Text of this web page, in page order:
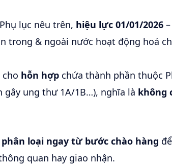
lục nêu trên, hiệu lực 01/01/2026–
trong & ngoài nước hoạt động hoá
hỗn hợpchứa thành phần thuộc
gây ung thư 1A/1B…), nghĩa là không
phân loại ngay từ bước chào hàng
quan hay giao nhận.